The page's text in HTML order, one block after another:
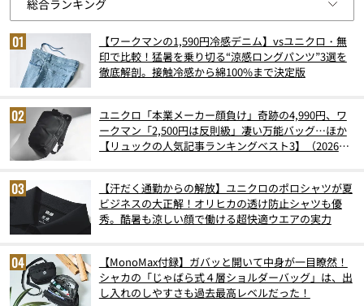
【ワークマンの1,590円冷感デニム】vsユニクロ・無
印で比較！猛暑を乗り切る“涼感ロングパンツ”3選を
徹底解剖。接触冷感から綿100%まで決定版
ユニクロ「本業メーカー顔負け」奇跡の4,990円、ワ
ークマン「2,500円は反則級」凄い万能バッグ…ほか
【リュックの人気記事ランキングベスト3】（2026年
【汗だく通勤からの解放】ユニクロのポロシャツが夏
ビジネスの大正解！オリヒカの透け防止シャツも優
秀。酷暑も涼しい顔で働ける超快適ウエアの実力
【MonoMax付録】ガバッと開いて中身が一目瞭然！
シャカの「じゃばら式４層ショルダーバッグ」は、出
し入れのしやすさも過去最高レベルだった！